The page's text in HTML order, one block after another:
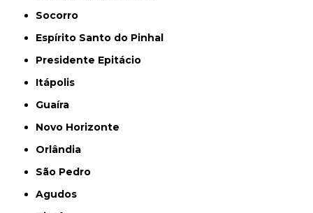
Socorro
Espírito Santo do Pinhal
Presidente Epitácio
Itápolis
Guaíra
Novo Horizonte
Orlândia
São Pedro
Agudos